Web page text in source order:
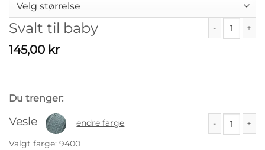
Svalt til baby
145,00 kr
Du trenger:
Vesle
endre farge
Valgt farge: 9400